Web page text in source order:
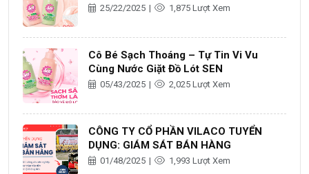
25/22/2025 | 1,875 Lượt Xem
Cô Bé Sạch Thoáng – Tự Tin Vi Vu
Cùng Nước Giặt Đồ Lót SEN
05/43/2025 | 2,025 Lượt Xem
CÔNG TY CỔ PHẦN VILACO TUYỂN
DỤNG: GIÁM SÁT BÁN HÀNG
01/48/2025 | 1,993 Lượt Xem